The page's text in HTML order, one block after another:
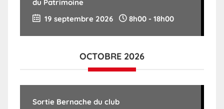
du Patrimoine
19 septembre 2026
8h00 - 18h00
OCTOBRE 2026
Sortie Bernache du club